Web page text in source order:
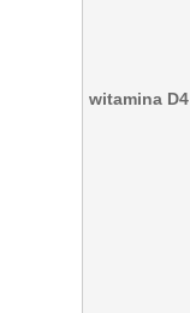
witamina D4